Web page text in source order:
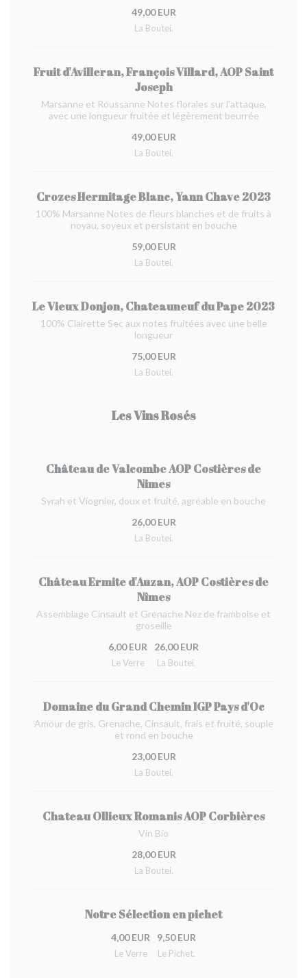
49,00 EUR
La Boutei.
Fruit d'Avilleran, François Villard, AOP Saint
Joseph
Marsanne et Roussanne Notes florales sur l'attaque,
avec une longueur fruitée et légèrement beurrée
49,00 EUR
La Boutei.
Crozes Hermitage Blanc, Yann Chave 2023
100% Marsanne Notes de fleurs blanches et de fruits à
noyau, soyeux et persistant en bouche
59,00 EUR
La Boutei.
Le Vieux Donjon, Chateauneuf du Pape 2023
100% Clairette Sec aux notes fruitées avec une belle
longueur
75,00 EUR
La Boutei.
Les Vins Rosés
Château de Valcombe AOP Costières de
Nimes
Syrah et Viognier, doux et fruité, agréable en bouche
26,00 EUR
La Boutei.
Château Ermite d'Auzan, AOP Costières de
Nîmes
Assemblage Cinsault et Grenache Nez de framboise et
groseille
6,00 EUR
Le Verre
26,00 EUR
La Boutei.
Domaine du Grand Chemin IGP Pays d'Oc
Amour de gris, Grenache, Cinsault, frais et fruité, souple
et rond en bouche
23,00 EUR
La Boutei.
Chateau Ollieux Romanis AOP Corbières
Vin Bio
28,00 EUR
La Boutei.
Notre Sélection en pichet
4,00 EUR
Le Verre
9,50 EUR
Le Pichet.